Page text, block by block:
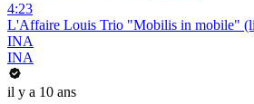
4:23
L'Affaire Louis Trio "Mobilis in mobile"
INA
INA
il y a 10 ans